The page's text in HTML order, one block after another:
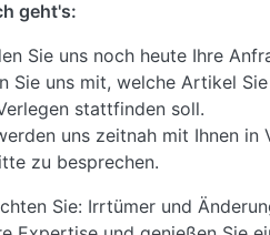
geht's:
Sie uns noch heute Ihre
Sie uns mit, welche Artikel
stattfinden soll.
uns zeitnah mit Ihnen
zu besprechen.
Sie: Irrtümer und